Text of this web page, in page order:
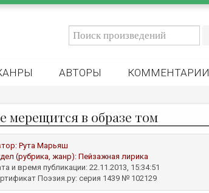
АВТОРЫ КОММЕНТАРИИ
мерещится в образе том
Рута Марьяш
(рубрика, жанр): Пейзажная лирика
и время публикации: 22.11.2013, 15:34:51
Поэзия.ру: серия 1439 № 102129